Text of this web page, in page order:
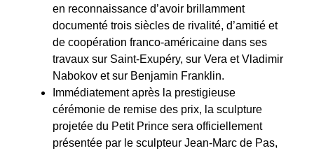
en reconnaissance d’avoir brillamment
documenté trois siècles de rivalité, d’amitié et
de coopération franco-américaine dans ses
travaux sur Saint-Exupéry, sur Vera et Vladimir
Nabokov et sur Benjamin Franklin.
Immédiatement après la prestigieuse
cérémonie de remise des prix, la sculpture
projetée du Petit Prince sera officiellement
présentée par le sculpteur Jean-Marc de Pas,